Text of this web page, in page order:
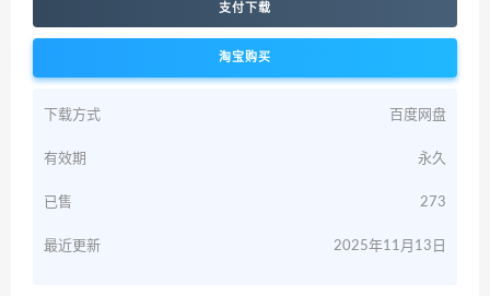
支付下载
淘宝购买
下载方式 百度网盘
有效期 永久
已售 273
最近更新 2025年11月13日